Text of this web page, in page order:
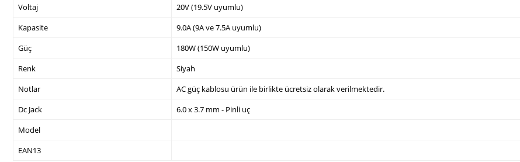
Voltaj
20V (19.5V uyumlu)
Kapasite
9.0A (9A ve 7.5A uyumlu)
Güç
180W (150W uyumlu)
Renk
Siyah
Notlar
AC güç kablosu ürün ile birlikte ücretsiz olarak verilmektedir.
Dc Jack
6.0 x 3.7 mm - Pinli uç
Model
EAN13